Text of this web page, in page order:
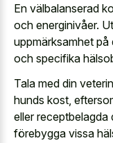
En välbalanserad
och energinivåer.
uppmärksamhet
och specifika
Tala med din
hunds kost,
eller receptbelagda
förebygga vissa